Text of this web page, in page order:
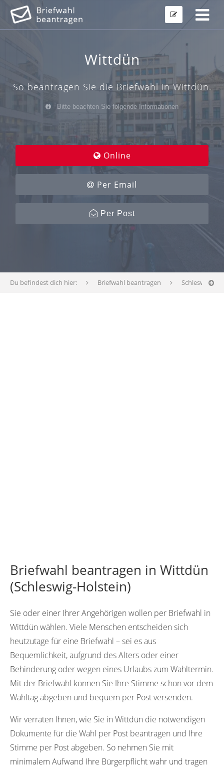
Wittdün
So beantragen Sie die Briefwahl in Wittdün.
Bitte beachten Sie folgende Informationen
Online
Per Email
Per Post
Du befindest dich hier: Briefwahl beantragen Schleswig-
Briefwahl beantragen in Wittdün
(Schleswig-Holstein)
Sie oder einer Ihrer Angehörigen wollen per Briefwahl in
Wittdün wählen. Viele Menschen entscheiden sich
heutzutage für eine Briefwahl – sei es aus
Bequemlichkeit, aufgrund des Alters oder einer
Behinderung oder wegen eines Urlaubs zum Wahltermin.
Mit der Briefwahl können Sie Ihre Stimme schon vor dem
Wahltag abgeben und bequem per Post versenden.
Wir verraten Ihnen, wie Sie in Wittdün die notwendigen
Dokumente für die Wahl per Post beantragen und Ihre
Stimme per Post abgeben. So nehmen Sie mit
minimalem Aufwand Ihre Bürgerpflicht wahr und tragen